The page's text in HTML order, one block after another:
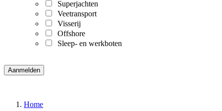
Superjachten
Veetransport
Visserij
Offshore
Sleep- en werkboten
Home